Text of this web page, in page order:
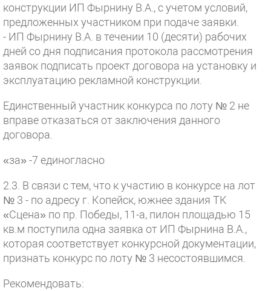
конструкции ИП Фырнину В.А., с учетом условий,
предложенных участником при подаче заявки.
- ИП Фырнину В.А. в течении 10 (десяти) рабочих
дней со дня подписания протокола рассмотрения
заявок подписать проект договора на установку и
эксплуатацию рекламной конструкции.
Единственный участник конкурса по лоту № 2 не
вправе отказаться от заключения данного
договора.
«за» -7 единогласно
2.3. В связи с тем, что к участию в конкурсе на лот
№ 3 - по адресу г. Копейск, южнее здания ТК
«Сцена» по пр. Победы, 11-а, пилон площадью 15
кв.м поступила одна заявка от ИП Фырнина В.А.,
которая соответствует конкурсной документации,
признать конкурс по лоту № 3 несостоявшимся.
Рекомендовать: